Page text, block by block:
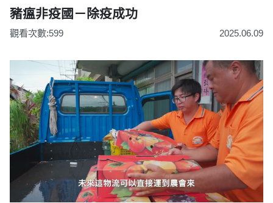
豬瘟非疫國－除疫成功
觀看次數:599 2025.06.09